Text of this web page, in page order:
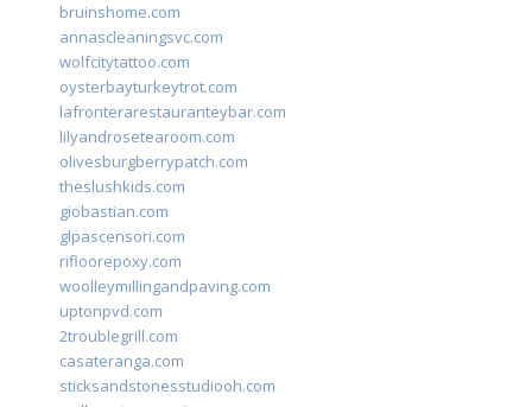
bruinshome.com
annascleaningsvc.com
wolfcitytattoo.com
oysterbayturkeytrot.com
lafronterarestauranteybar.com
lilyandrosetearoom.com
olivesburgberrypatch.com
theslushkids.com
giobastian.com
glpascensori.com
rifloorepoxy.com
woolleymillingandpaving.com
uptonpvd.com
2troublegrill.com
casateranga.com
sticksandstonesstudiooh.com